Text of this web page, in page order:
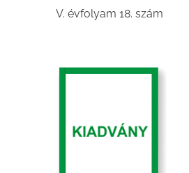
V. évfolyam 18. szám